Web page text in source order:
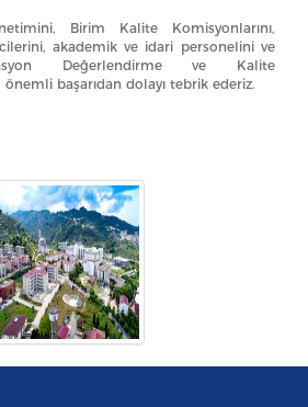
Birim Kalite Komisyonlarını,
akademik ve idari personelini ve
Değerlendirme ve Kalite
başarıdan dolayı tebrik ederiz.